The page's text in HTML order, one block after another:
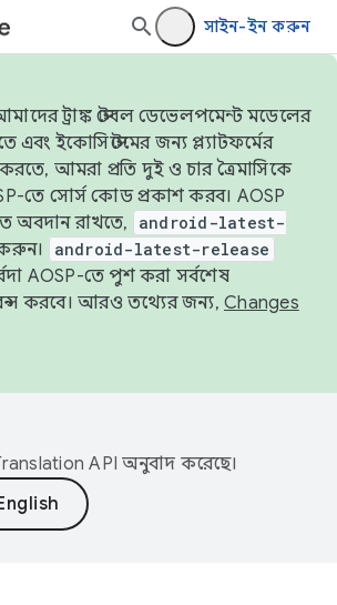
সাইন-ইন করুন
ট্রাঙ্ক স্টেবল ডেভেলপমেন্ট মডেলের
এবং ইকোসিস্টেমের জন্য প্ল্যাটফর্মের
করতে, আমরা প্রতি দুই ও চার ত্রৈমাসিকে
তে সোর্স কোড প্রকাশ করব। AOSP
অবদান রাখতে,
android-latest-
android-latest-release
AOSP-তে পুশ করা সর্বশেষ
করবে। আরও তথ্যের জন্য, Changes
API অনুবাদ করেছে।